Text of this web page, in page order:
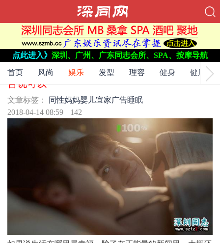
点此进入》 深圳、广州、广东同志会所、SPA、按摩导航
首页 风尚 娱乐 发型 理容 健身 健康
文章标签： 同性妈妈 婴儿 宜家广告睡眠
2个同性妈妈加上婴儿也能诗意睡眠?宜家的广
告说可以
文章标签： 同性妈妈婴儿宜家广告睡眠
2018-04-14 08:59
142